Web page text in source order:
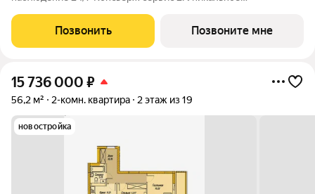
этаже Библиотека Спортивная зона Детский уголок 3.
Комфортный паркинг Закрытый паркинг на 1
Позвонить Позвоните мне
15 736 000 ₽
56,2 м² 2-комн. квартира 2 этаж из 19
новостройка